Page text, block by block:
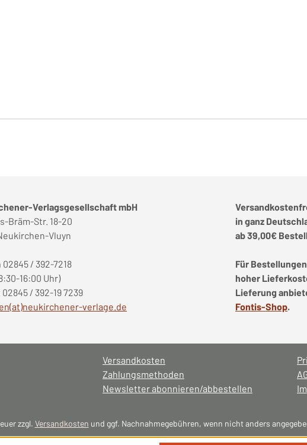
Verlagsgesellschaft mbH
Bräm-Str. 18-20
Vluyn
/ 392-7218
16:00 Uhr)
/ 392-19 7239
verlage.de
in ganz
ab 39,00€
Für
hoher
Lieferung
Fontis-Shop.
Versandkosten
Zahlungsmethoden
Newsletter abonnieren/abbestellen
zzgl. Versandkosten und ggf. Nachnahmegebühren, wenn nicht anders